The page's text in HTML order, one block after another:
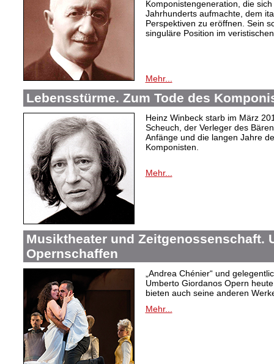
Komponistengeneration, die
Jahrhunderts aufmachte, dem
Perspektiven zu eröffnen. Sein
singuläre Position im
Mehr...
Lebensstürme. Zum Tode des
Heinz Winbeck starb im März
Scheuch, der Verleger des
Anfänge und die langen Jahre
Komponisten.
Mehr...
Musiktheater und Zeitgenossenschaft.
Opernschaffen
„Andrea Chénier“ und
Umberto Giordanos Opern
bieten auch seine anderen
Mehr...